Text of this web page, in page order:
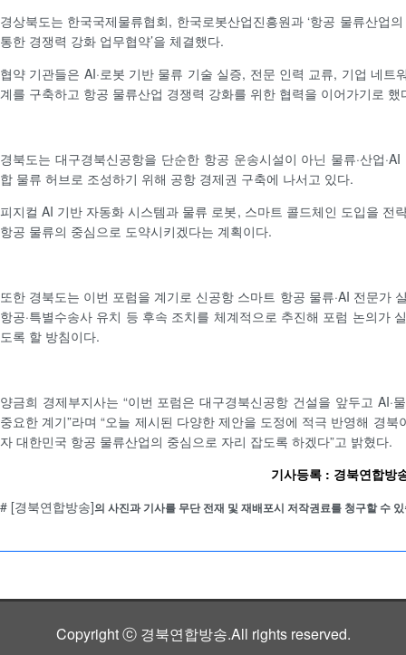
경상북도는 한국국제물류협회, 한국로봇산업진흥원과 ‘항공 물류산업
통한 경쟁력 강화 업무협약’을 체결했다.
협약 기관들은 AI·로봇 기반 물류 기술 실증, 전문 인력 교류, 기업 네트
계를 구축하고 항공 물류산업 경쟁력 강화를 위한 협력을 이어가기로 했
경북도는 대구경북신공항을 단순한 항공 운송시설이 아닌 물류·산업
합 물류 허브로 조성하기 위해 공항 경제권 구축에 나서고 있다.
피지컬 AI 기반 자동화 시스템과 물류 로봇, 스마트 콜드체인 도입을 전
항공 물류의 중심으로 도약시키겠다는 계획이다.
또한 경북도는 이번 포럼을 계기로 신공항 스마트 항공 물류·AI 전문가
항공·특별수송사 유치 등 후속 조치를 체계적으로 추진해 포럼 논의가
도록 할 방침이다.
양금희 경제부지사는 “이번 포럼은 대구경북신공항 건설을 앞두고 AI·
중요한 계기”라며 “오늘 제시된 다양한 제안을 도정에 적극 반영해 경
자 대한민국 항공 물류산업의 중심으로 자리 잡도록 하겠다”고 밝혔다.
기사등록 : 경북연합
# [경북연합방송]의 사진과 기사를 무단 전재 및 재배포시 저작권료를 청구할 수
Copyright ⓒ 경북연합방송.All rights reserved.